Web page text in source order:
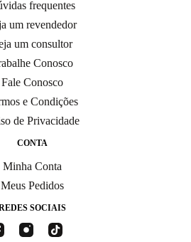
frequentes
um revendedor
um consultor
Conosco
Fale Conosco
e Condições
de Privacidade
CONTA
Minha Conta
Meus Pedidos
SOCIAIS